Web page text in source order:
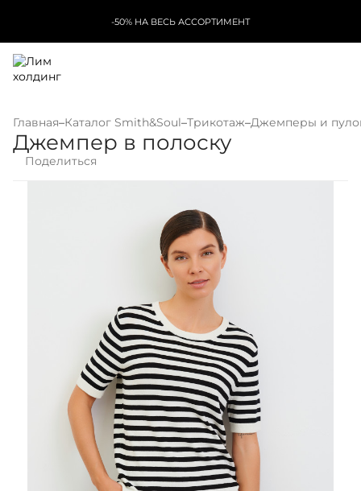
-50% НА ВЕСЬ АССОРТИМЕНТ
Главная–Каталог Smith&Soul–Трикотаж–Джемперы и
Джемпер в полоску
Поделиться